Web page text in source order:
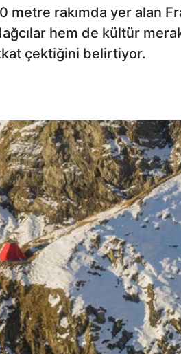
rakımda yer alan
hem de kültür
çektiğini belirtiyor.